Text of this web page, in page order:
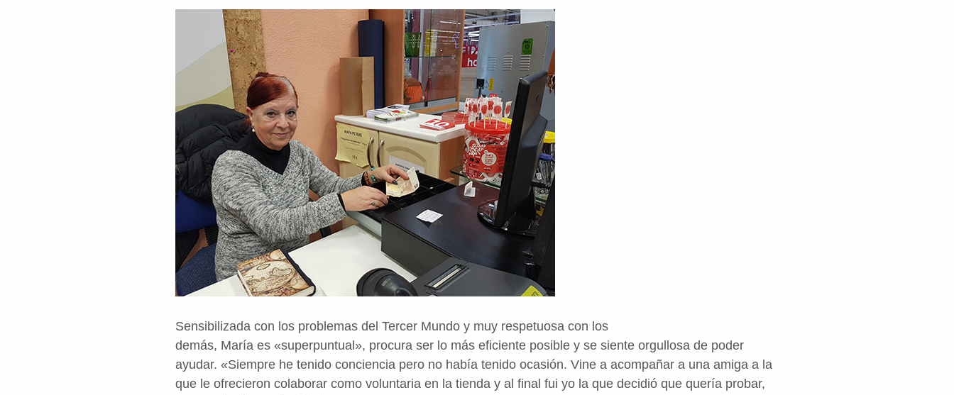
Sensibilizada con los problemas del Tercer Mundo y muy respetuosa con los
demás, María es «superpuntual», procura ser lo más eficiente posible y se siente orgullosa de poder
ayudar. «Siempre he tenido conciencia pero no había tenido ocasión. Vine a acompañar a una amiga a la
que le ofrecieron colaborar como voluntaria en la tienda y al final fui yo la que decidió que quería probar,